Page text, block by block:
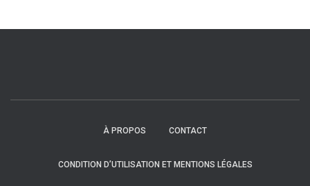
À PROPOS CONTACT
CONDITION D’UTILISATION ET MENTIONS LÉGALES